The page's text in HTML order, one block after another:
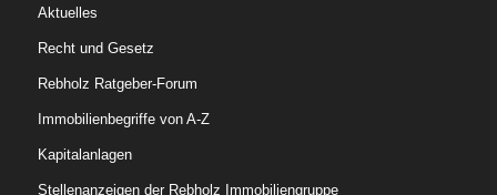
Aktuelles
Recht und Gesetz
Rebholz Ratgeber-Forum
Immobilienbegriffe von A-Z
Kapitalanlagen
Stellenanzeigen der Rebholz Immobiliengruppe